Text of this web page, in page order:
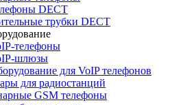
DECT
трубки DECT
телефоны
шлюзы
для VoIP телефонов
для радиостанций
GSM телефоны